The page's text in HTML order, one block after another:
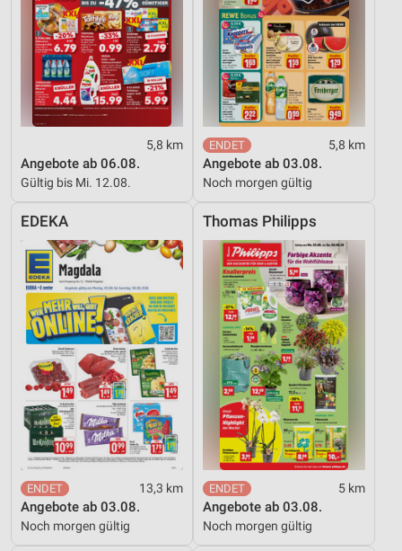
5,8 km
Angebote ab 06.08.
Gültig bis Mi. 12.08.
5,8 km
Angebote ab 03.08.
Noch morgen gültig
EDEKA
13,3 km
Angebote ab 03.08.
Noch morgen gültig
Thomas Philipps
5 km
Angebote ab 03.08.
Noch morgen gültig